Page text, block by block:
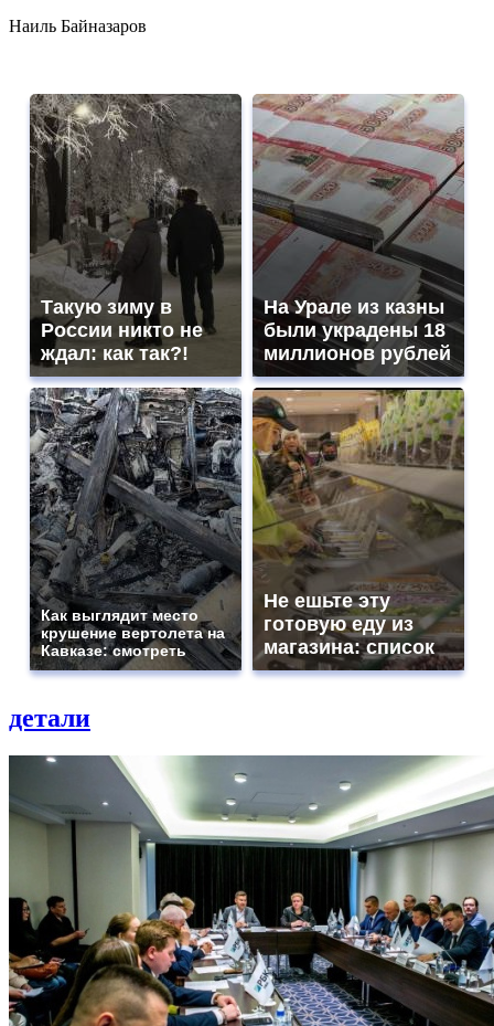
Наиль Байназаров
Такую зиму в
России никто не
ждал: как так?!
На Урале из казны
были украдены 18
миллионов рублей
Как выглядит место
крушение вертолета на
Кавказе: смотреть
Не ешьте эту
готовую еду из
магазина: список
детали